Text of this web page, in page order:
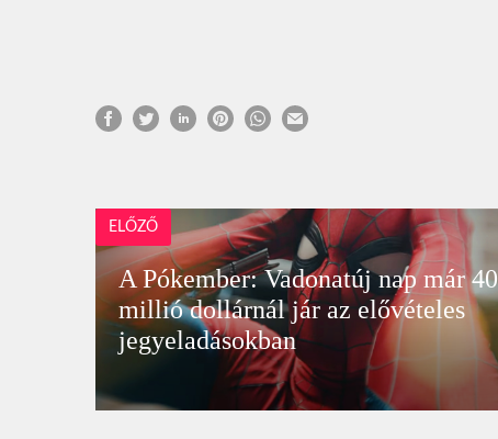
ELŐZŐ
A Pókember: Vadonatúj nap már 40
millió dollárnál jár az elővételes
jegyeladásokban